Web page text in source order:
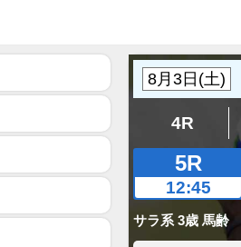
4R
5R
12:45
サラ系 3歳 馬齢